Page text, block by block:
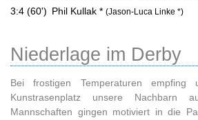
3:4 (60') Phil Kullak * (Jason-Luca Linke *)
Niederlage im Derby
Bei frostigen Temperaturen
Kunstrasenplatz unsere Nachbarn
Mannschaften gingen motiviert in die